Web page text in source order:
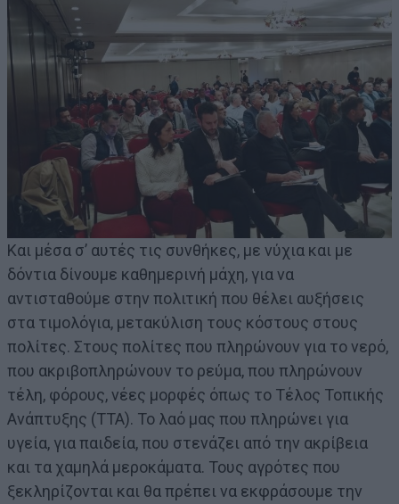
Και μέσα σ’ αυτές τις συνθήκες, με νύχια και με
δόντια δίνουμε καθημερινή μάχη, για να
αντισταθούμε στην πολιτική που θέλει αυξήσεις
στα τιμολόγια, μετακύλιση τους κόστους στους
πολίτες. Στους πολίτες που πληρώνουν για το νερό,
που ακριβοπληρώνουν το ρεύμα, που πληρώνουν
τέλη, φόρους, νέες μορφές όπως το Τέλος Τοπικής
Ανάπτυξης (ΤΤΑ). Το λαό μας που πληρώνει για
υγεία, για παιδεία, που στενάζει από την ακρίβεια
και τα χαμηλά μεροκάματα. Τους αγρότες που
ξεκληρίζονται και θα πρέπει να εκφράσουμε την